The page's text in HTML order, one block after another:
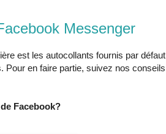
Messenger
est les autocollants fournis par défaut
Pour en faire partie, suivez nos conseils
Facebook?